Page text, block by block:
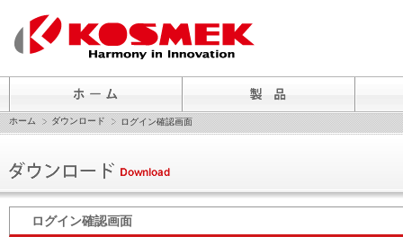
ホーム ダウンロード ログイン確認画面
ログイン確認画面